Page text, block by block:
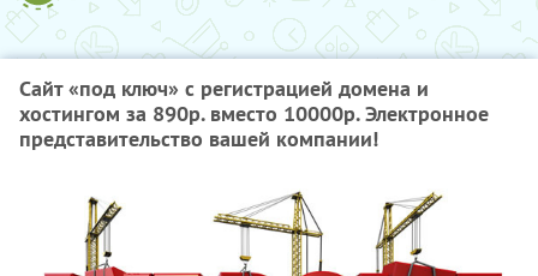
Сайт «под ключ» с регистрацией домена и
хостингом за 890р. вместо 10000р. Электронное
представительство вашей компании!